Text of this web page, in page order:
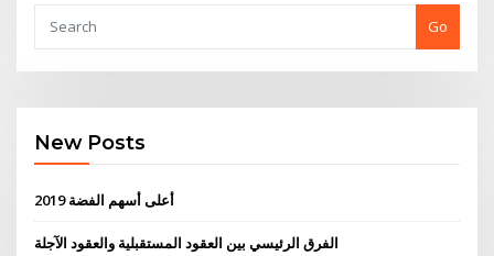
Go
New Posts
أعلى أسهم الفضة 2019
الفرق الرئيسي بين العقود المستقبلية والعقود الآجلة